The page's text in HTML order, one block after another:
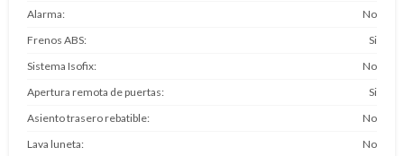
Alarma
No
Frenos ABS
Si
Sistema Isofix
No
Apertura remota de puertas
Si
Asiento trasero rebatible
No
Lava luneta
No